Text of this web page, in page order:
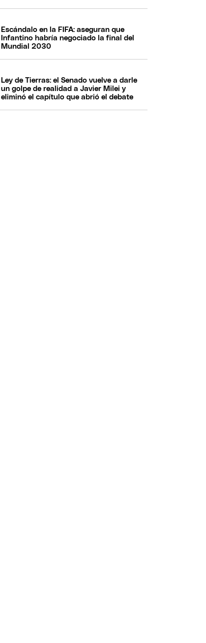
Escándalo en la FIFA: aseguran que
Infantino habría negociado la final del
Mundial 2030
Ley de Tierras: el Senado vuelve a darle
un golpe de realidad a Javier Milei y
eliminó el capítulo que abrió el debate